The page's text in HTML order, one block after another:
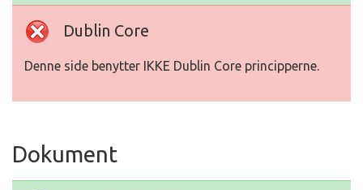
Dublin Core
Denne side benytter IKKE Dublin Core principperne.
Dokument